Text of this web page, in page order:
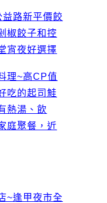
益路新平價餃
椒餃子和控
宵夜好選擇
理~高CP值
吃的起司鮭
熱湯、飲
庭聚餐，近
~逢甲夜市全